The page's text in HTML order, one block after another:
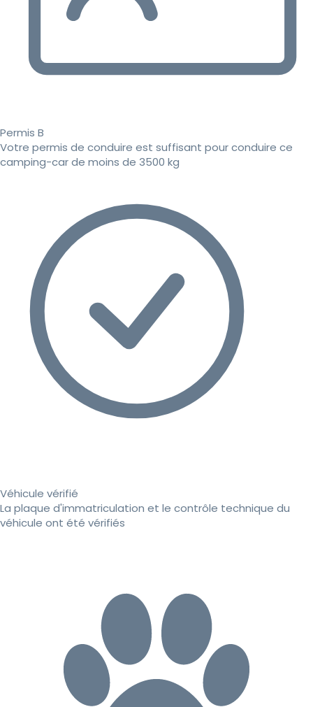
Permis B
Votre permis de conduire est suffisant pour conduire ce
camping-car de moins de 3500 kg
Véhicule vérifié
La plaque d'immatriculation et le contrôle technique du
véhicule ont été vérifiés